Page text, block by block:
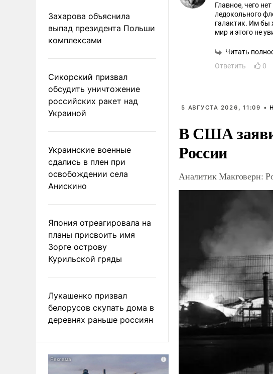
Захарова объяснила
выпад президента Польши
комплексами
Сикорский призвал
обсудить уничтожение
российских ракет над
Украиной
Украинские военные
сдались в плен при
освобождении села
Анискино
Япония отреагировала на
планы присвоить имя
Зорге острову
Курильской гряды
Лукашенко призвал
белорусов скупать дома в
деревнях раньше россиян
Главное, чего
ледокольного
галактик. Им бы
мир и этого не
Читать
Ответить
0
5 АВГУСТА 2026, 11:09 •
В США
России
Аналитик Макговерн: